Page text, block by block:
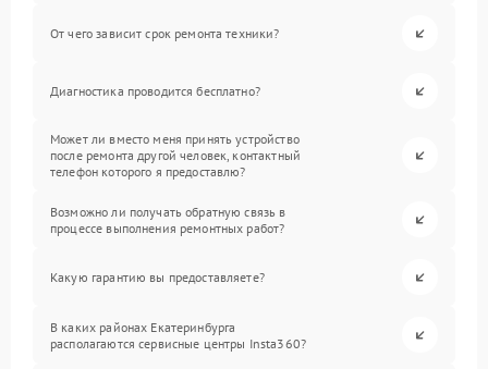
От чего зависит срок ремонта техники?
Диагностика проводится бесплатно?
Может ли вместо меня принять устройство
после ремонта другой человек, контактный
телефон которого я предоставлю?
Возможно ли получать обратную связь в
процессе выполнения ремонтных работ?
Какую гарантию вы предоставляете?
В каких районах Екатеринбурга
располагаются сервисные центры Insta360?